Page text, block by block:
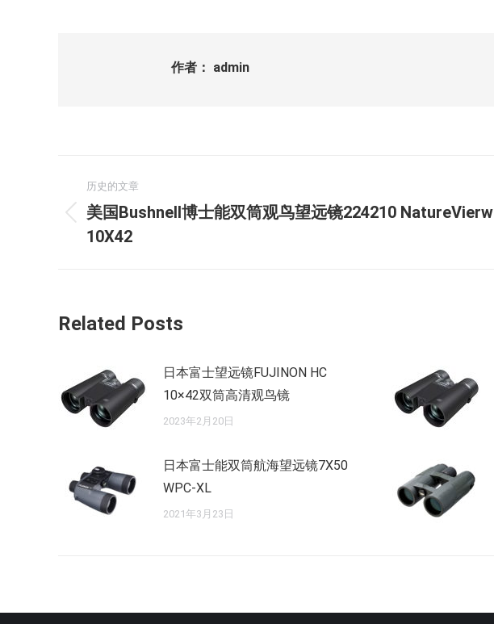
作者： admin
章
历史的文章
历
史
美国Bushnell博士能双筒观鸟望远镜224210 NatureVierw
10X42
Related Posts
日本富士望远镜FUJINON HC
10×42双筒高清观鸟镜
2023年2月20日
日本富士能双筒航海望远镜7X50
WPC-XL
2021年3月23日